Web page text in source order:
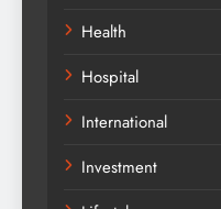
Health
Hospital
International
Investment